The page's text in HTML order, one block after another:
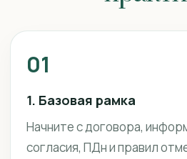
01
1. Базовая рамка
Начните с договора,
согласия, ПДн и правил